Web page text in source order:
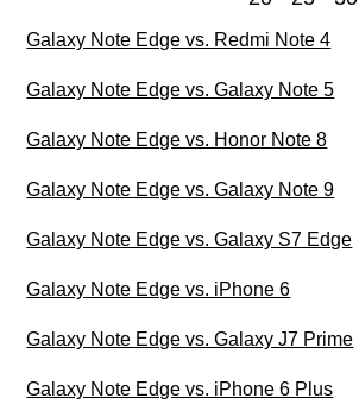
Galaxy Note Edge vs. Redmi Note 4
Galaxy Note Edge vs. Galaxy Note 5
Galaxy Note Edge vs. Honor Note 8
Galaxy Note Edge vs. Galaxy Note 9
Galaxy Note Edge vs. Galaxy S7 Edge
Galaxy Note Edge vs. iPhone 6
Galaxy Note Edge vs. Galaxy J7 Prime
Galaxy Note Edge vs. iPhone 6 Plus